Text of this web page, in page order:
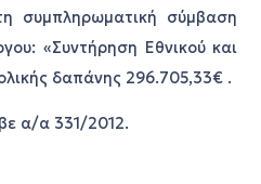
συμπληρωματική σύμβαση
«Συντήρηση Εθνικού και
δαπάνης 296.705,33€ .
α/α 331/2012.